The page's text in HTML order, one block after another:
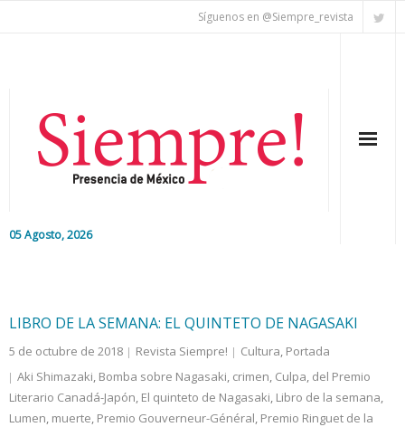
Síguenos en @Siempre_revista
05 Agosto, 2026
Nacional
Colaboradores
LIBRO DE LA SEMANA: EL QUINTETO DE NAGASAKI
5 de octubre de 2018 Revista Siempre! Cultura, Portada
Aki Shimazaki, Bomba sobre Nagasaki, crimen, Culpa, del Premio
Literario Canadá-Japón, El quinteto de Nagasaki, Libro de la semana,
Lumen, muerte, Premio Gouverneur-Général, Premio Ringuet de la